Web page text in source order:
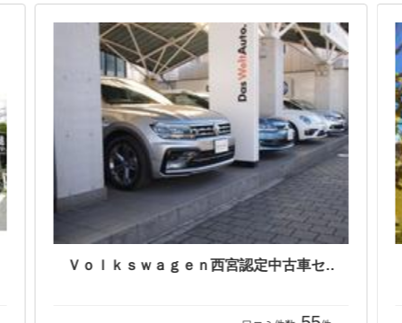
Ｖｏｌｋｓｗａｇｅｎ西宮認定中古車センター